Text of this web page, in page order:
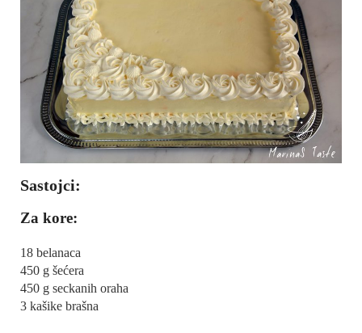
Sastojci:
Za kore:
18 belanaca
450 g šećera
450 g seckanih oraha
3 kašike brašna